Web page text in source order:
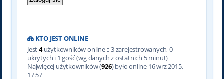
KTO JEST ONLINE
Jest4użytkowników online :: 3 zarejestrowanych, 0
ukrytych i 1 gość (wg danych z ostatnich 5 minut)
Najwięcej użytkowników (926) było online 16 wrz 2015,
17:57